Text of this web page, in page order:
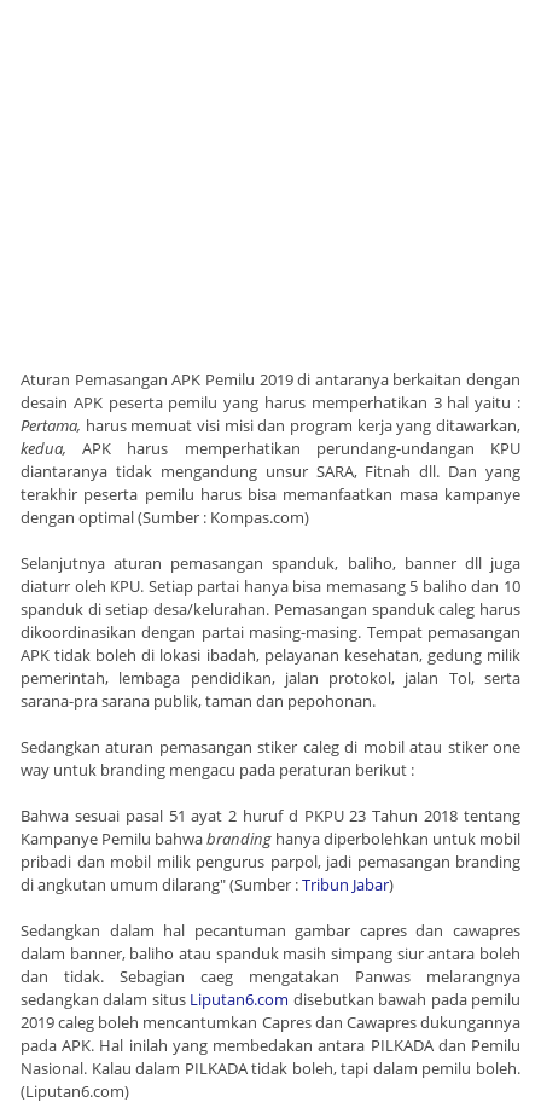
Aturan Pemasangan APK Pemilu 2019 di antaranya berkaitan dengan
desain APK peserta pemilu yang harus memperhatikan 3 hal yaitu :
Pertama, harus memuat visi misi dan program kerja yang ditawarkan,
kedua,APK harus memperhatikan perundang-undangan KPU
diantaranya tidak mengandung unsur SARA, Fitnah dll. Dan yang
terakhir peserta pemilu harus bisa memanfaatkan masa kampanye
dengan optimal (Sumber : Kompas.com)
Selanjutnya aturan pemasangan spanduk, baliho, banner dll juga
diaturr oleh KPU. Setiap partai hanya bisa memasang 5 baliho dan 10
spanduk di setiap desa/kelurahan. Pemasangan spanduk caleg harus
dikoordinasikan dengan partai masing-masing. Tempat pemasangan
APK tidak boleh di lokasi ibadah, pelayanan kesehatan, gedung milik
pemerintah, lembaga pendidikan, jalan protokol, jalan Tol, serta
sarana-pra sarana publik, taman dan pepohonan.
Sedangkan aturan pemasangan stiker caleg di mobil atau stiker one
way untuk branding mengacu pada peraturan berikut :
Bahwa sesuai pasal 51 ayat 2 huruf d PKPU 23 Tahun 2018 tentang
Kampanye Pemilu bahwabranding hanya diperbolehkan untuk mobil
pribadi dan mobil milik pengurus parpol, jadi pemasangan branding
di angkutan umum dilarang" (Sumber :Tribun Jabar)
Sedangkan dalam hal pecantuman gambar capres dan cawapres
dalam banner, baliho atau spanduk masih simpang siur antara boleh
dan tidak. Sebagian caeg mengatakan Panwas melarangnya
sedangkan dalam situs Liputan6.com disebutkan bawah pada pemilu
2019 caleg boleh mencantumkan Capres dan Cawapres dukungannya
pada APK. Hal inilah yang membedakan antara PILKADA dan Pemilu
Nasional. Kalau dalam PILKADA tidak boleh, tapi dalam pemilu boleh.
(Liputan6.com)